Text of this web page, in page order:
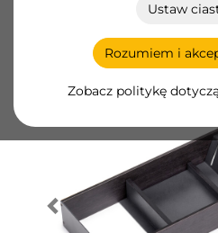
Ustaw
Rozumiem i
Zobacz politykę